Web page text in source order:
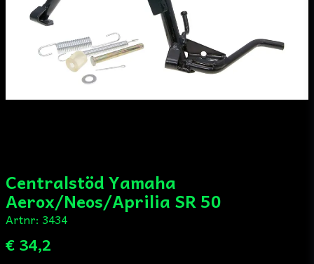
Centralstöd Yamaha
Aerox/Neos/Aprilia SR 50
Artnr: 3434
€ 34,2